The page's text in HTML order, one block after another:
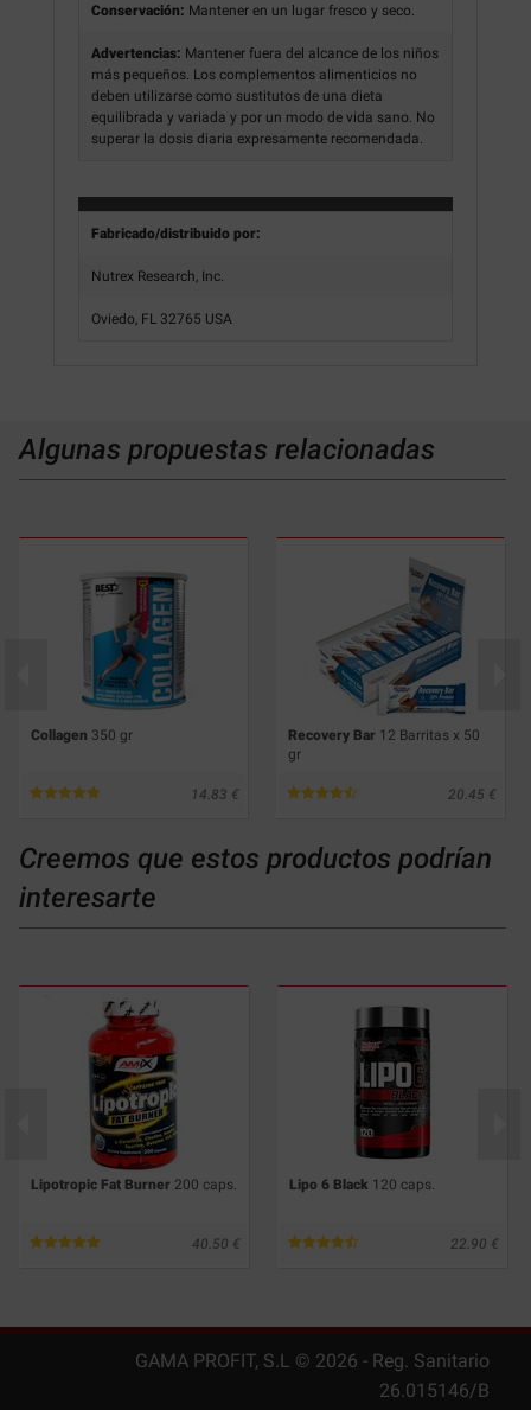
Conservación: Mantener en un lugar fresco y seco.
Advertencias: Mantener fuera del alcance de los niños
más pequeños. Los complementos alimenticios no
deben utilizarse como sustitutos de una dieta
equilibrada y variada y por un modo de vida sano. No
superar la dosis diaria expresamente recomendada.
Fabricado/distribuido por:
Nutrex Research, Inc.
Oviedo, FL 32765 USA
Algunas propuestas relacionadas
Collagen 350 gr
14.83
Recovery Bar 12 Barritas x 50
gr
20.45
Creemos que estos productos podrían
interesarte
Lipotropic Fat Burner 200 caps.
40.50
Lipo 6 Black 120 caps.
22.90
GAMA PROFIT, S.L © 2026 - Reg. Sanitario
26.015146/B